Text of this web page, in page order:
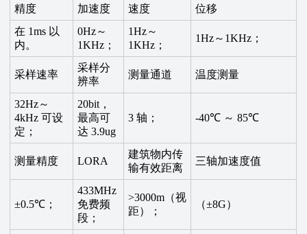
精度 加速度 速度
位移
在 1ms 以
内。
0Hz～
1KHz；
1Hz～
1KHz；
1Hz～1KHz；
采样速率
采样分
辨率
测量通道 温度测量
32Hz～
4kHz 可设
定；
20bit，
最高可
达 3.9ug
3 轴； -40℃ ～ 85℃
测量精度 LORA
建筑物内传
输有效距离
三轴加速度值
±0.5℃；
433MHz
免费频
段；
>3000m（视
距）；
（±8G）